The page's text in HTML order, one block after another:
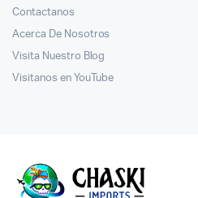
Contactanos
Acerca De Nosotros
Visita Nuestro Blog
Visitanos en YouTube